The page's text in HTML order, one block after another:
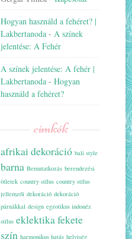
Hogyan használd a fehéret? |
Lakbertanoda -A színek
jelentése: A Fehér
A színek jelentése: A fehér |
Lakbertanoda -Hogyan
használd a fehéret?
címkék
afrikai dekoráció bali style
barna Bemutatkozás berendezési
ötletek country stílus country stílus
jellemzői dekoráció dekoráció
párnákkal design egzotikus indonéz
stílus eklektikafekete
szín harmonikus hatás helyiség